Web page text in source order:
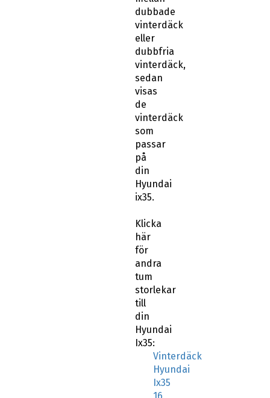
dubbade
vinterdäck
eller
dubbfria
vinterdäck,
sedan
visas
de
vinterdäck
som
passar
på
din
Hyundai
ix35.
Klicka
här
för
andra
tum
storlekar
till
din
Hyundai
Ix35:
Vinterdäck
Hyundai
Ix35
16